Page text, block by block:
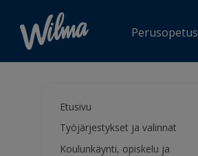
Perusopetus
Etusivu
Työjärjestykset ja valinnat
Koulunkäynti, opiskelu ja